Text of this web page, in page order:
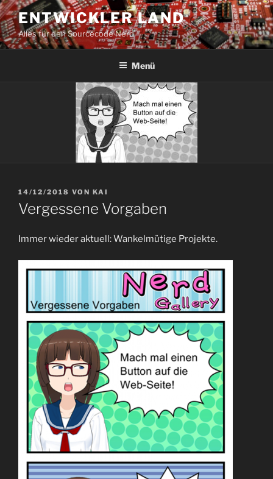
Zum
Inhalt
springen
ENTWICKLER LAND
Alles für den Sourcecode Nerd
Menü
VERÖFFENTLICHT
AM
14/12/2018 VON KAI
Vergessene Vorgaben
Immer wieder aktuell: Wankelmütige Projekte.